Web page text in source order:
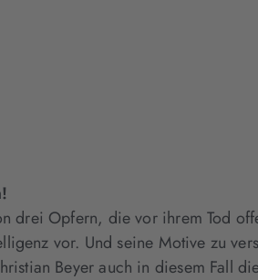
drei Opfern, die vor ihrem Tod
vor. Und seine Motive zu
Beyer auch in diesem Fall